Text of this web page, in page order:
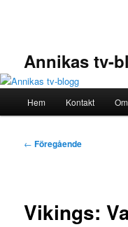
Annikas tv-
Hem Kontakt Om
Inläggsnavigering
← Föregående
Vikings: